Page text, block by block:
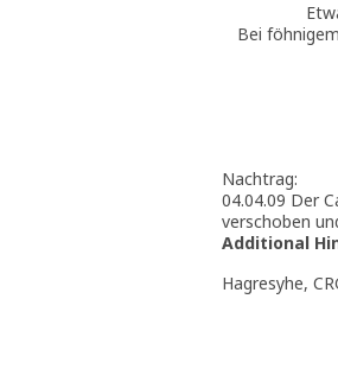
Bei
Nachtrag:
04.04.09 Der
verschoben
Additional
Hagresyhe,